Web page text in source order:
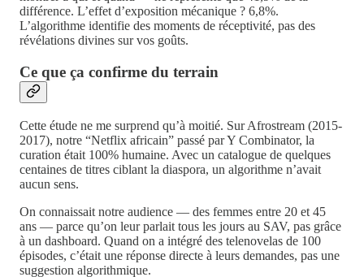
différence. L’effet d’exposition mécanique ? 6,8%.
L’algorithme identifie des moments de réceptivité, pas des
révélations divines sur vos goûts.
Ce que ça confirme du terrain
Cette étude ne me surprend qu’à moitié. Sur Afrostream (2015-
2017), notre “Netflix africain” passé par Y Combinator, la
curation était 100% humaine. Avec un catalogue de quelques
centaines de titres ciblant la diaspora, un algorithme n’avait
aucun sens.
On connaissait notre audience — des femmes entre 20 et 45
ans — parce qu’on leur parlait tous les jours au SAV, pas grâce
à un dashboard. Quand on a intégré des telenovelas de 100
épisodes, c’était une réponse directe à leurs demandes, pas une
suggestion algorithmique.